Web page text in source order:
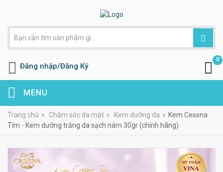
Đăng nhập/Đăng Ký
0
MENU
Trang chủ » Chăm sóc da mặt » Kem dưỡng da » Kem Cessna
Tím - Kem dưỡng trắng da sạch nám 30gr (chính hãng)